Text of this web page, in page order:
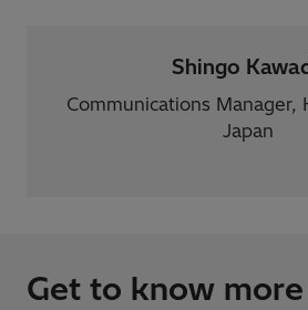
Shingo
Communications Manager,
Japan
Get to know more